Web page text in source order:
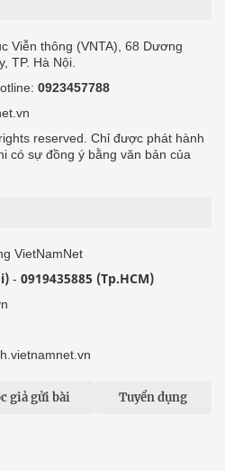
Viễn thông (VNTA), 68 Dương
TP. Hà Nội.
0923457788
reserved. Chỉ được phát hành
có sự đồng ý bằng văn bản của
VietNamNet
- 0919435885 (Tp.HCM)
giả gửi bài Tuyển dụng